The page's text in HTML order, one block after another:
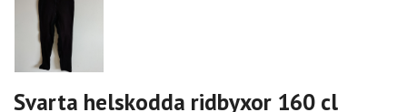
Svarta helskodda ridbyxor 160 cl